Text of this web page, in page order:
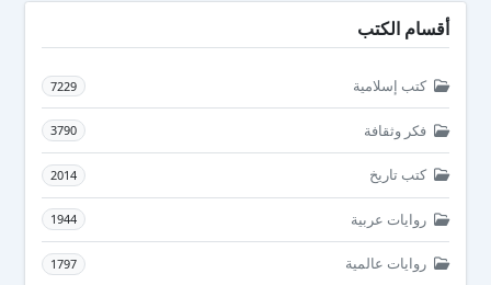
أقسام الكتب
كتب إسلامية 7229
فكر وثقافة 3790
كتب تاريخ 2014
روايات عربية 1944
روايات عالمية 1797